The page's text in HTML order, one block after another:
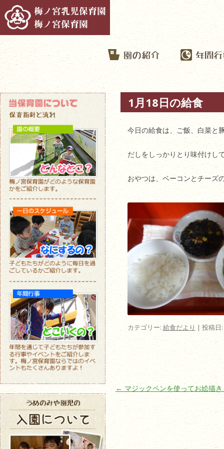
1月18日の給食
今日の給食は、ご飯、白菜
だしをしっかりとり味付けし
おやつは、ベーコンとチー
カテゴリー: 給食だより | 投稿日:
投稿ナビゲーション
← マジックペンを使ってお絵描